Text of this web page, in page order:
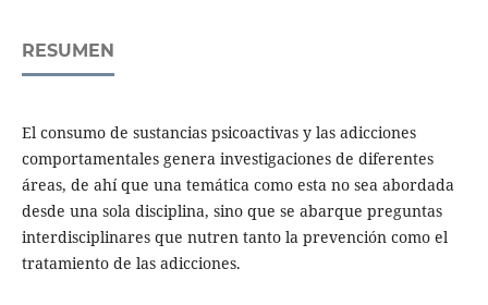
RESUMEN
El consumo de sustancias psicoactivas y las adicciones
comportamentales genera investigaciones de diferentes
áreas, de ahí que una temática como esta no sea abordada
desde una sola disciplina, sino que se abarque preguntas
interdisciplinares que nutren tanto la prevención como el
tratamiento de las adicciones.